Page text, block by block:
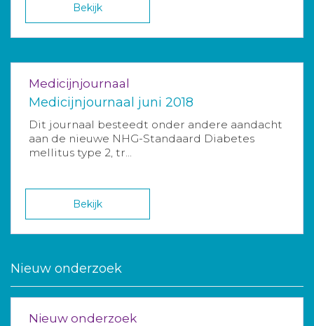
Bekijk
Medicijnjournaal
Medicijnjournaal juni 2018
Dit journaal besteedt onder andere aandacht
aan de nieuwe NHG-Standaard Diabetes
mellitus type 2, tr...
Bekijk
Nieuw onderzoek
Nieuw onderzoek